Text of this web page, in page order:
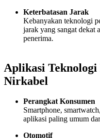
Keterbatasan Jarak
Kebanyakan teknologi
jarak yang sangat dekat
penerima.
Aplikasi Teknologi
Nirkabel
Perangkat Konsumen
Smartphone,
aplikasi paling umum
Otomotif